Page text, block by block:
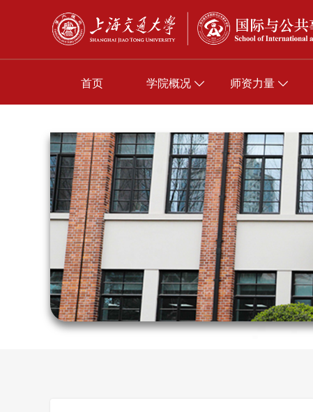
首页 学院概况 师资力量